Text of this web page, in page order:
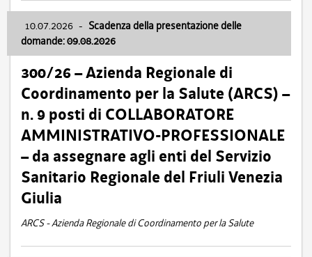
10.07.2026 - Scadenza della presentazione delle
domande: 09.08.2026
300/26 – Azienda Regionale di
Coordinamento per la Salute (ARCS) –
n. 9 posti di COLLABORATORE
AMMINISTRATIVO-PROFESSIONALE
– da assegnare agli enti del Servizio
Sanitario Regionale del Friuli Venezia
Giulia
ARCS - Azienda Regionale di Coordinamento per la Salute